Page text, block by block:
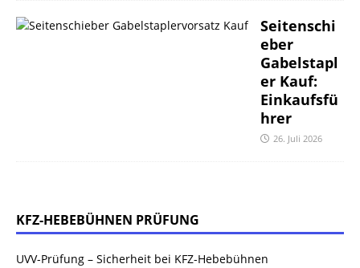
Seitenschi
eber
Gabelstapl
er Kauf:
Einkaufsfü
hrer
26. Juli 2026
KFZ-HEBEBÜHNEN PRÜFUNG
UVV-Prüfung – Sicherheit bei KFZ-Hebebühnen